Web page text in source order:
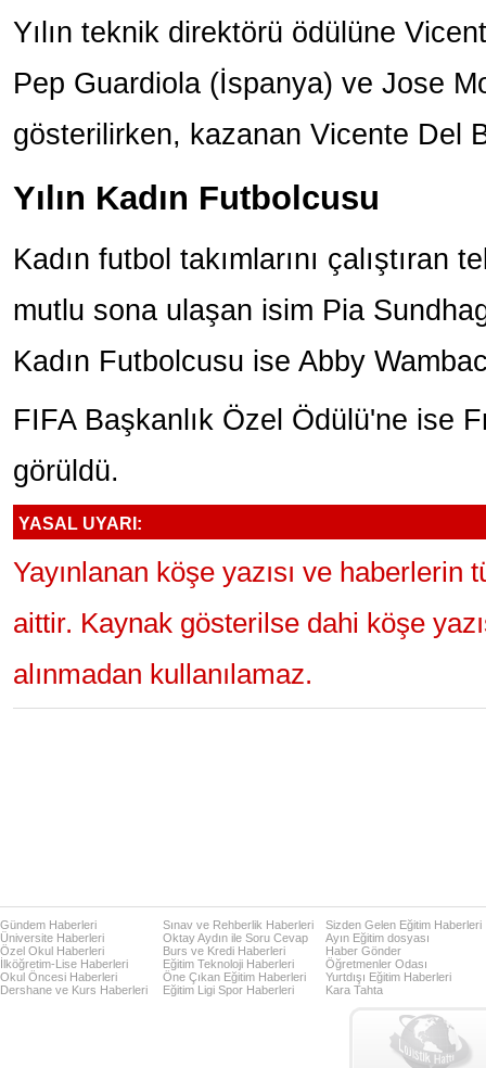
Yılın teknik direktörü ödülüne
Pep Guardiola (İspanya) ve Jose
gösterilirken, kazanan Vicente Del
Yılın Kadın Futbolcusu
Kadın futbol takımlarını çalıştıran
mutlu sona ulaşan isim Pia
Kadın Futbolcusu ise Abby
FIFA Başkanlık Özel Ödülü'ne ise
görüldü.
YASAL UYARI:
Yayınlanan köşe yazısı ve haberlerin
aittir. Kaynak gösterilse dahi köşe
alınmadan kullanılamaz.
Gündem Haberleri
Üniversite Haberleri
Özel Okul Haberleri
İlköğretim-Lise Haberleri
Okul Öncesi Haberleri
Dershane ve Kurs Haberleri
Sınav ve Rehberlik Haberleri
Oktay Aydın ile Soru Cevap
Burs ve Kredi Haberleri
Eğitim Teknoloji Haberleri
Öne Çıkan Eğitim Haberleri
Eğitim Ligi Spor Haberleri
Sizden Gelen Eğitim Haberleri
Ayın Eğitim dosyası
Haber Gönder
Öğretmenler Odası
Yurtdışı Eğitim Haberleri
Kara Tahta